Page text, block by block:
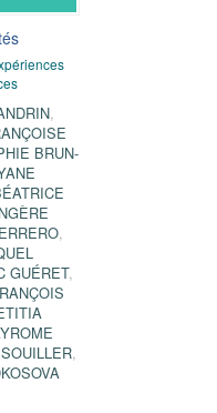
,
BRUN-
,
GUÉRET,
,